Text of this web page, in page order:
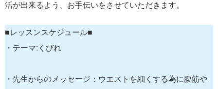
活が出来るよう、お手伝いをさせていただきます。
■レッスンスケジュール■
・テーマ:くびれ
・先生からのメッセージ：ウエストを細くする為に腹筋や